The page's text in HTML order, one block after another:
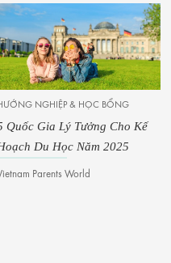
NGHIỆP & HỌC BỔNG
Quốc Gia Lý Tưởng Cho Kế
Du Học Năm 2025
Parents World